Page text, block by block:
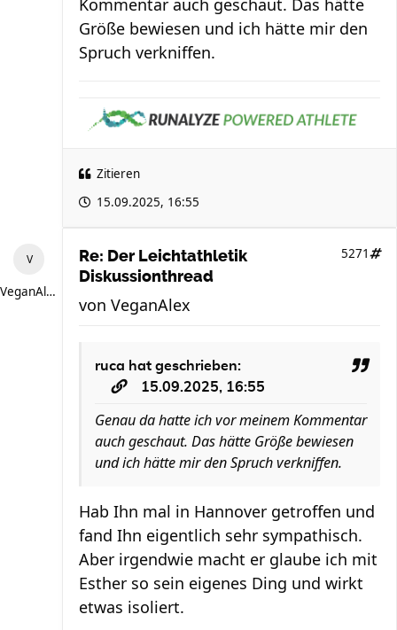
Kommentar auch geschaut. Das hätte
Größe bewiesen und ich hätte mir den
Spruch verkniffen.
Zitieren
15.09.2025, 16:55
VeganAlex
Re: Der Leichtathletik
Diskussionthread
5271
von VeganAlex
ruca hat geschrieben:
15.09.2025, 16:55
Genau da hatte ich vor meinem Kommentar
auch geschaut. Das hätte Größe bewiesen
und ich hätte mir den Spruch verkniffen.
Hab Ihn mal in Hannover getroffen und
fand Ihn eigentlich sehr sympathisch.
Aber irgendwie macht er glaube ich mit
Esther so sein eigenes Ding und wirkt
etwas isoliert.